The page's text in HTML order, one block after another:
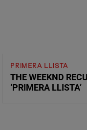
PRIMERA LLISTA
THE WEEKND
‘PRIMERA LLISTA’